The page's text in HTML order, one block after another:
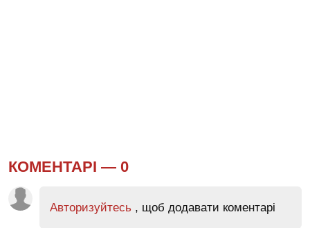
КОМЕНТАРІ — 0
Авторизуйтесь , щоб додавати коментарі